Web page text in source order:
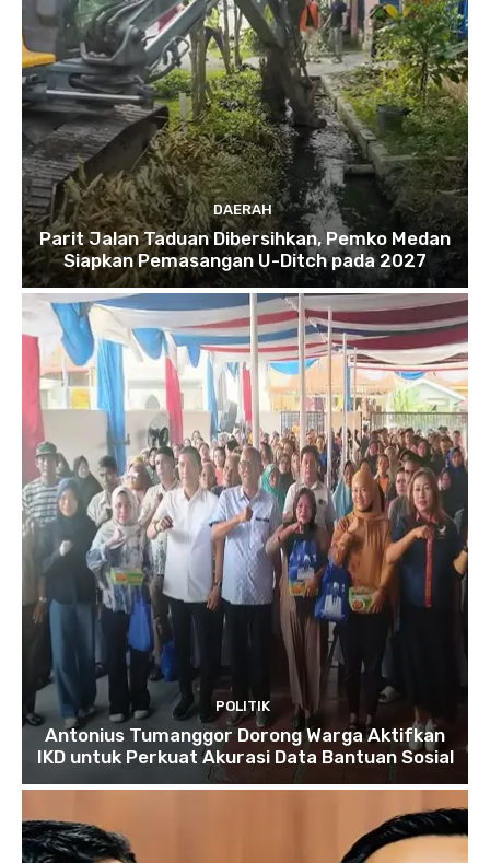
DAERAH
Parit Jalan Taduan Dibersihkan, Pemko Medan
Siapkan Pemasangan U-Ditch pada 2027
POLITIK
Antonius Tumanggor Dorong Warga Aktifkan
IKD untuk Perkuat Akurasi Data Bantuan Sosial